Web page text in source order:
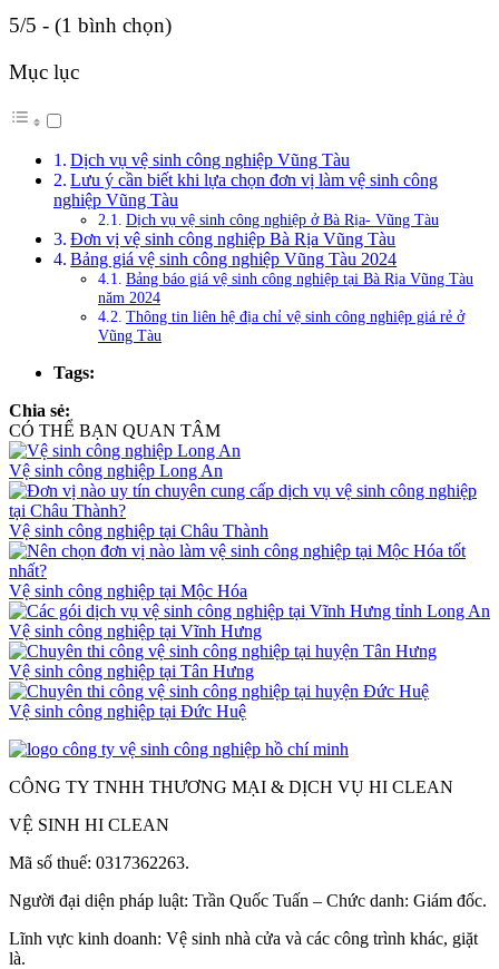
5/5 - (1 bình chọn)
Mục lục
Dịch vụ vệ sinh công nghiệp Vũng Tàu
Lưu ý cần biết khi lựa chọn đơn vị làm vệ sinh công
nghiệp Vũng Tàu
Dịch vụ vệ sinh công nghiệp ở Bà Rịa- Vũng Tàu
Đơn vị vệ sinh công nghiệp Bà Rịa Vũng Tàu
Bảng giá vệ sinh công nghiệp Vũng Tàu 2024
Bảng báo giá vệ sinh công nghiệp tại Bà Rịa Vũng Tàu
năm 2024
Thông tin liên hệ địa chỉ vệ sinh công nghiệp giá rẻ ở
Vũng Tàu
Tags:
Chia sẻ:
CÓ THỂ BẠN QUAN TÂM
Vệ sinh công nghiệp Long An
Vệ sinh công nghiệp tại Châu Thành
Vệ sinh công nghiệp tại Mộc Hóa
Vệ sinh công nghiệp tại Vĩnh Hưng
Vệ sinh công nghiệp tại Tân Hưng
Vệ sinh công nghiệp tại Đức Huệ
CÔNG TY TNHH THƯƠNG MẠI & DỊCH VỤ HI CLEAN
VỆ SINH HI CLEAN
Mã số thuế: 0317362263.
Người đại diện pháp luật: Trần Quốc Tuấn – Chức danh: Giám đốc.
Lĩnh vực kinh doanh: Vệ sinh nhà cửa và các công trình khác, giặt
là.